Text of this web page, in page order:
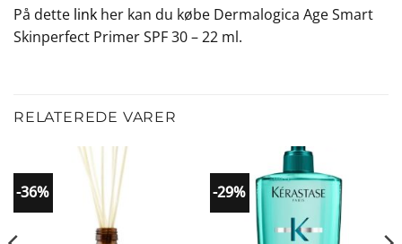
På dette link her kan du købe Dermalogica Age Smart
Skinperfect Primer SPF 30 – 22 ml.
RELATEREDE VARER
-36% -29%